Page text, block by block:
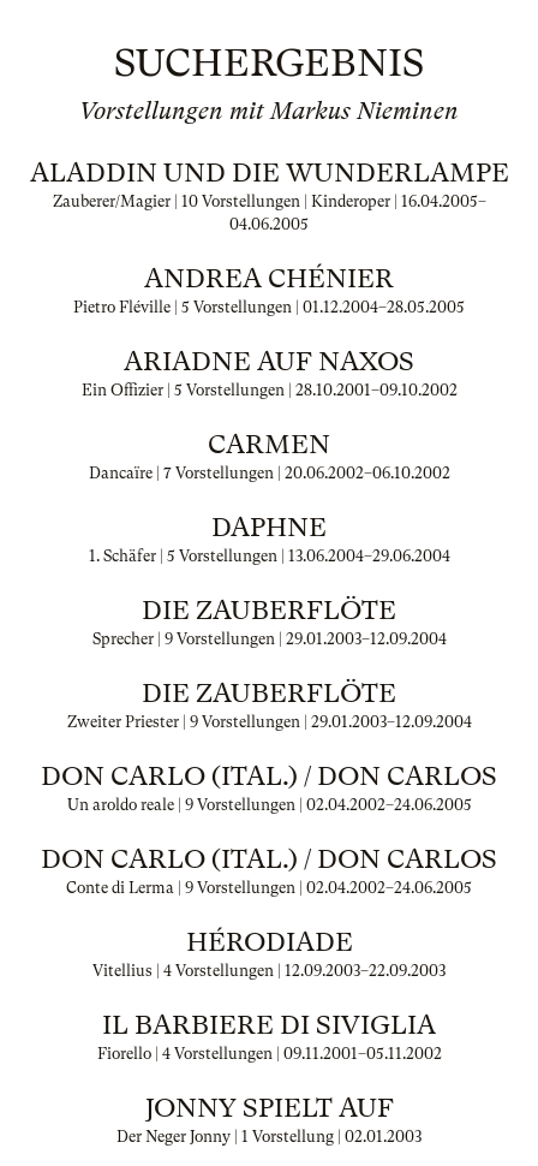
SUCHERGEBNIS
Vorstellungen mit Markus Nieminen
ALADDIN UND DIE WUNDERLAMPE
Zauberer/Magier | 10 Vorstellungen | Kinderoper | 16.04.2005–
04.06.2005
ANDREA CHÉNIER
Pietro Fléville | 5 Vorstellungen | 01.12.2004–28.05.2005
ARIADNE AUF NAXOS
Ein Offizier | 5 Vorstellungen | 28.10.2001–09.10.2002
CARMEN
Dancaïre | 7 Vorstellungen | 20.06.2002–06.10.2002
DAPHNE
1. Schäfer | 5 Vorstellungen | 13.06.2004–29.06.2004
DIE ZAUBERFLÖTE
Sprecher | 9 Vorstellungen | 29.01.2003–12.09.2004
DIE ZAUBERFLÖTE
Zweiter Priester | 9 Vorstellungen | 29.01.2003–12.09.2004
DON CARLO (ITAL.) / DON CARLOS
Un aroldo reale | 9 Vorstellungen | 02.04.2002–24.06.2005
DON CARLO (ITAL.) / DON CARLOS
Conte di Lerma | 9 Vorstellungen | 02.04.2002–24.06.2005
HÉRODIADE
Vitellius | 4 Vorstellungen | 12.09.2003–22.09.2003
IL BARBIERE DI SIVIGLIA
Fiorello | 4 Vorstellungen | 09.11.2001–05.11.2002
JONNY SPIELT AUF
Der Neger Jonny | 1 Vorstellung | 02.01.2003